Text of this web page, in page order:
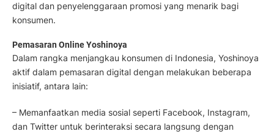
digital dan penyelenggaraan promosi yang menarik bagi
konsumen.
Pemasaran Online Yoshinoya
Dalam rangka menjangkau konsumen di Indonesia, Yoshinoya
aktif dalam pemasaran digital dengan melakukan beberapa
inisiatif, antara lain:
– Memanfaatkan media sosial seperti Facebook, Instagram,
dan Twitter untuk berinteraksi secara langsung dengan